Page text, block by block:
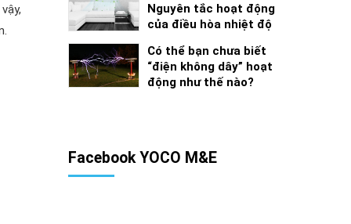
Nguyên tắc hoạt động
của điều hòa nhiệt độ
Có thể bạn chưa biết
“điện không dây” hoạt
động như thế nào?
Facebook YOCO M&E